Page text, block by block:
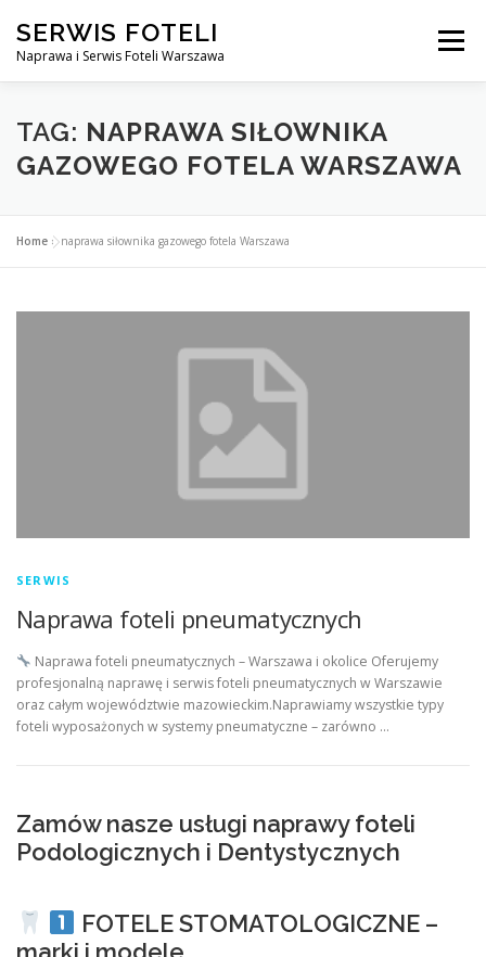
treści
SERWIS FOTELI
Naprawa i Serwis Foteli Warszawa
Menu
NAPRAWA FOTELI DENTYSTYCZNE I MEDYCZNE
TAG: NAPRAWA SIŁOWNIKA
GAZOWEGO FOTELA WARSZAWA
Home »naprawa siłownika gazowego fotela Warszawa
SERWIS
Naprawa foteli pneumatycznych
Naprawa foteli pneumatycznych – Warszawa i okolice Oferujemy
profesjonalną naprawę i serwis foteli pneumatycznych w Warszawie
oraz całym województwie mazowieckim.Naprawiamy wszystkie typy
foteli wyposażonych w systemy pneumatyczne – zarówno …
Zamów nasze usługi naprawy foteli
Podologicznych i Dentystycznych
FOTELE STOMATOLOGICZNE –